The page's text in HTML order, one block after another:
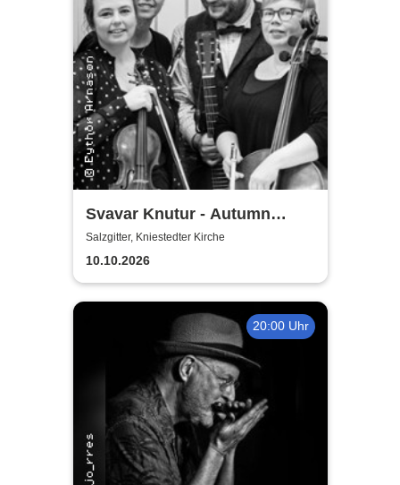
Svavar Knutur - Autumn
String Trio Tour
Salzgitter, Kniestedter Kirche
10.10.2026
20:00 Uhr